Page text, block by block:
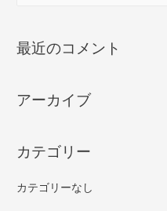
最近のコメント
アーカイブ
カテゴリー
カテゴリーなし